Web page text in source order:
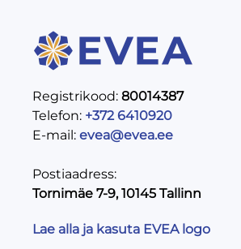
Registrikood: 80014387
Telefon: +372 6410920
E-mail: evea@evea.ee
Postiaadress:
Tornimäe 7-9, 10145 Tallinn
Lae alla ja kasuta EVEA logo